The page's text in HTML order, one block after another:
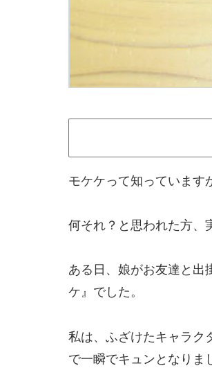
モケケって知っています
何それ？と思われた方、
ある日、娘がお友達と出
ケ』でした。
私は、ふざけたキャラク
で一瞬でキュンとなりま